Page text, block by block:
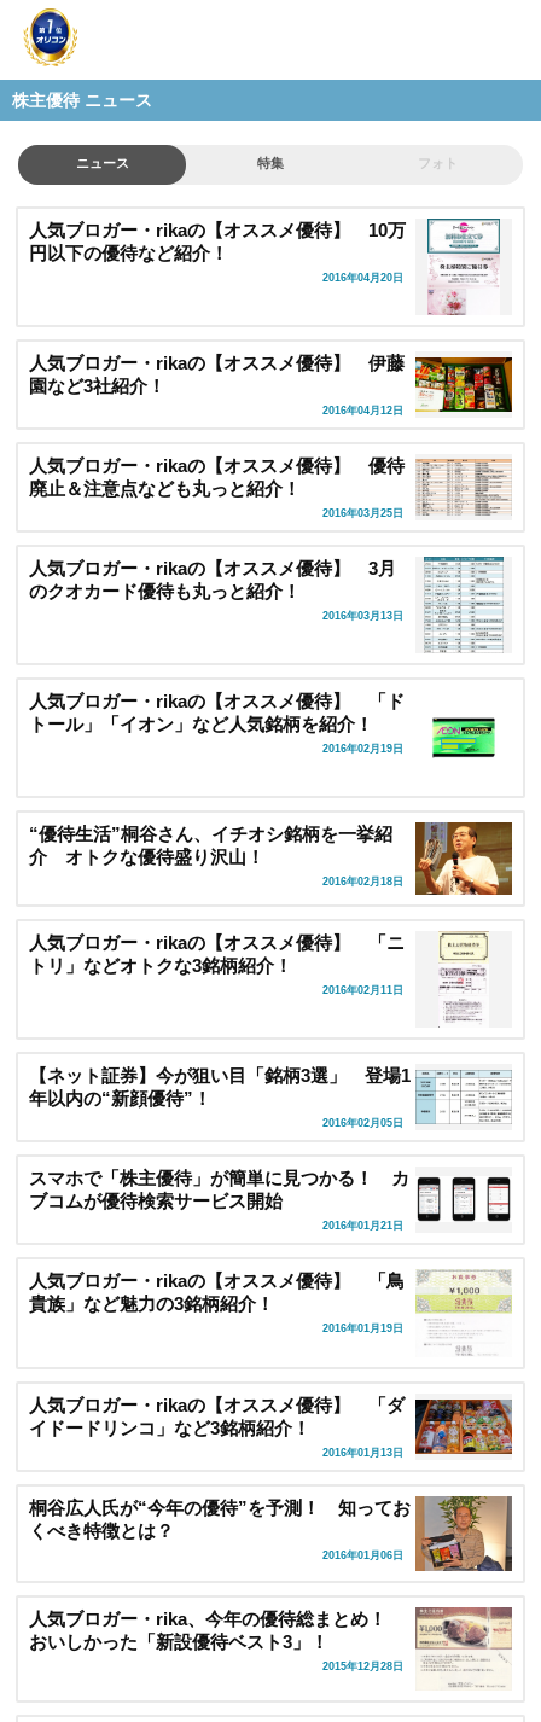
株主優待 ニュース
ニュース 特集 フォト
人気ブロガー・rikaの【オススメ優待】 10万
円以下の優待など紹介！
2016年04月20日
人気ブロガー・rikaの【オススメ優待】 伊藤
園など3社紹介！
2016年04月12日
人気ブロガー・rikaの【オススメ優待】 優待
廃止＆注意点なども丸っと紹介！
2016年03月25日
人気ブロガー・rikaの【オススメ優待】 3月
のクオカード優待も丸っと紹介！
2016年03月13日
人気ブロガー・rikaの【オススメ優待】 「ド
トール」「イオン」など人気銘柄を紹介！
2016年02月19日
“優待生活”桐谷さん、イチオシ銘柄を一挙紹
介 オトクな優待盛り沢山！
2016年02月18日
人気ブロガー・rikaの【オススメ優待】 「ニ
トリ」などオトクな3銘柄紹介！
2016年02月11日
【ネット証券】今が狙い目「銘柄3選」 登場1
年以内の“新顔優待”！
2016年02月05日
スマホで「株主優待」が簡単に見つかる！ カ
ブコムが優待検索サービス開始
2016年01月21日
人気ブロガー・rikaの【オススメ優待】 「鳥
貴族」など魅力の3銘柄紹介！
2016年01月19日
人気ブロガー・rikaの【オススメ優待】 「ダ
イドードリンコ」など3銘柄紹介！
2016年01月13日
桐谷広人氏が“今年の優待”を予測！ 知ってお
くべき特徴とは？
2016年01月06日
人気ブロガー・rika、今年の優待総まとめ！
おいしかった「新設優待ベスト3」！
2015年12月28日